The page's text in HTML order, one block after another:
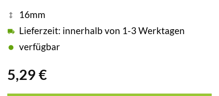
5,29 €
16mm
Lieferzeit: innerhalb von 1-3 Werktagen
verfügbar